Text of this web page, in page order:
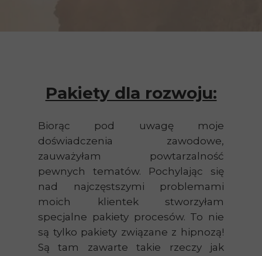
Pakiety dla rozwoju:
Biorąc pod uwagę moje
doświadczenia zawodowe,
zauważyłam powtarzalność
pewnych tematów. Pochylając się
nad najczęstszymi problemami
moich klientek stworzyłam
specjalne pakiety procesów. To nie
są tylko pakiety związane z hipnozą!
Są tam zawarte takie rzeczy jak